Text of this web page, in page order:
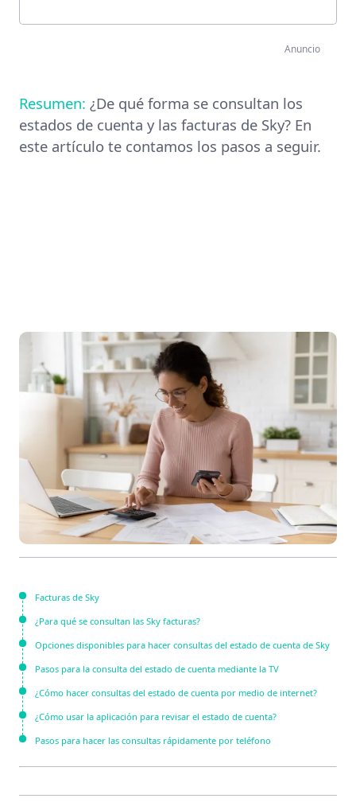
Facturas de Sky
¿Para qué se consultan las Sky facturas?
Opciones disponibles para hacer consultas del estado de cuenta de Sky
Pasos para la consulta del estado de cuenta mediante la TV
¿Cómo hacer consultas del estado de cuenta por medio de internet?
¿Cómo usar la aplicación para revisar el estado de cuenta?
Pasos para hacer las consultas rápidamente por teléfono
Anuncio
Resumen: ¿De qué forma se consultan los
estados de cuenta y las facturas de Sky? En
este artículo te contamos los pasos a seguir.